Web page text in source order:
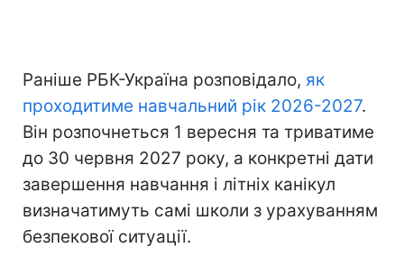
Раніше РБК-Україна розповідало, як
проходитиме навчальний рік 2026-2027.
Він розпочнеться 1 вересня та триватиме
до 30 червня 2027 року, а конкретні дати
завершення навчання і літніх канікул
визначатимуть самі школи з урахуванням
безпекової ситуації.